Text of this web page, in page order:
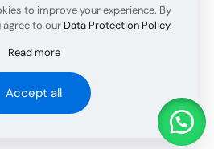
to improve your experience. By
agree to our Data Protection Policy.
Read more
Accept all